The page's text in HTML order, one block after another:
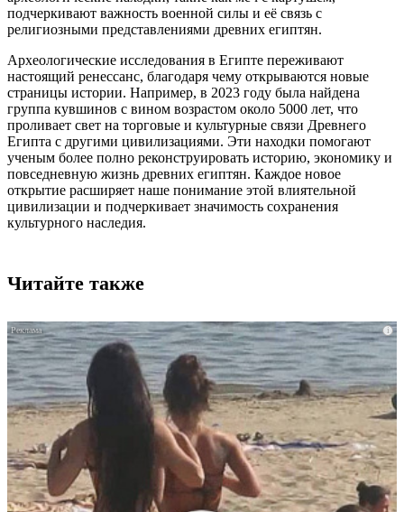
подчеркивают важность военной силы и её связь с
религиозными представлениями древних египтян.
Археологические исследования в Египте переживают
настоящий ренессанс, благодаря чему открываются новые
страницы истории. Например, в 2023 году была найдена
группа кувшинов с вином возрастом около 5000 лет, что
проливает свет на торговые и культурные связи Древнего
Египта с другими цивилизациями. Эти находки помогают
ученым более полно реконструировать историю, экономику и
повседневную жизнь древних египтян. Каждое новое
открытие расширяет наше понимание этой влиятельной
цивилизации и подчеркивает значимость сохранения
культурного наследия.
Читайте также
i